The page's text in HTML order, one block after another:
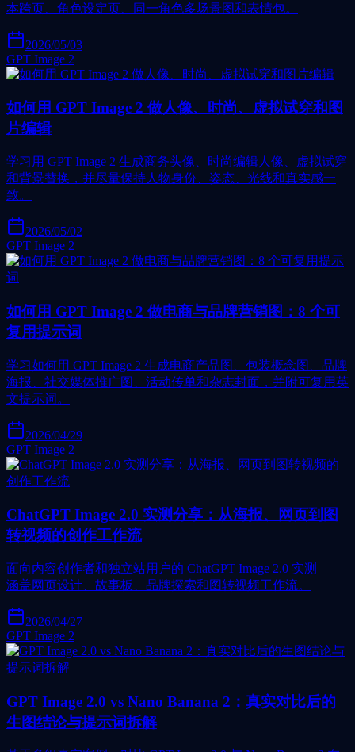
本跨页、角色设定页、同一角色多场景图和表情包。
2026/05/03
GPT Image 2
如何用 GPT Image 2 做人像、时尚、虚拟试穿和图
片编辑
学习用 GPT Image 2 生成商务头像、时尚编辑人像、虚拟试穿
和背景替换，并尽量保持人物身份、姿态、光线和真实感一
致。
2026/05/02
GPT Image 2
如何用 GPT Image 2 做电商与品牌营销图：8 个可
复用提示词
学习如何用 GPT Image 2 生成电商产品图、包装概念图、品牌
海报、社交媒体推广图、活动传单和杂志封面，并附可复用英
文提示词。
2026/04/29
GPT Image 2
ChatGPT Image 2.0 实测分享：从海报、网页到图
转视频的创作工作流
面向内容创作者和独立站用户的 ChatGPT Image 2.0 实测——
涵盖网页设计、故事板、品牌探索和图转视频工作流。
2026/04/27
GPT Image 2
GPT Image 2.0 vs Nano Banana 2：真实对比后的
生图结论与提示词拆解